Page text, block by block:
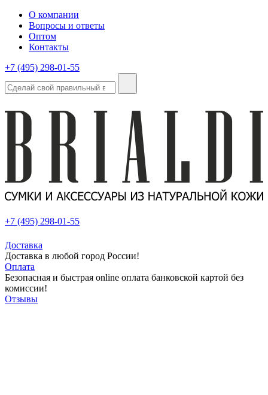
О компании
Вопросы и ответы
Оптом
Контакты
+7 (495) 298-01-55
+7 (495) 298-01-55
Доставка
Доставка в любой город России!
Оплата
Безопасная и быстрая online оплата банковской картой без
комиссии!
Отзывы